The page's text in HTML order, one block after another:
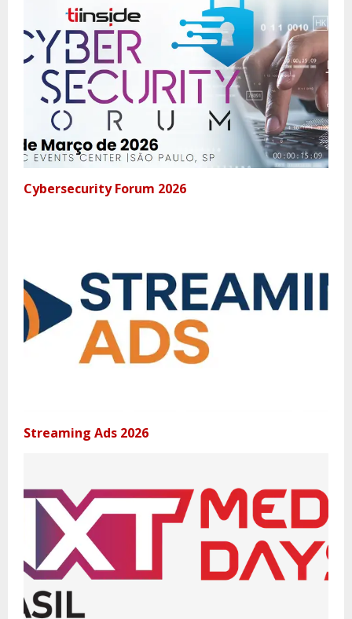
Cybersecurity Forum 2026
Streaming Ads 2026